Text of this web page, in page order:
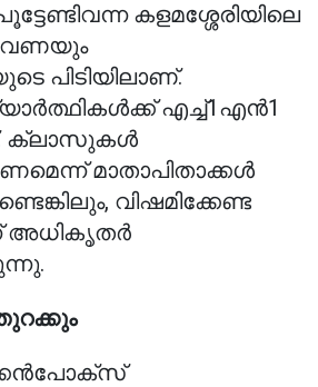
കളമശ്ശേരിയിലെ
പിടിയിലാണ്.
എച്ച്1എൻ1
ക്ലാസുകൾ
മാതാപിതാക്കൾ
വിഷമിക്കേണ്ട
അധികൃതർ